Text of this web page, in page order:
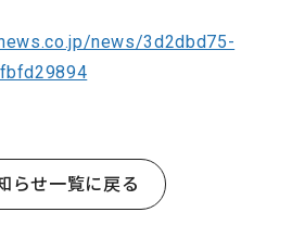
news/3d2dbd75-
らせ一覧に戻る